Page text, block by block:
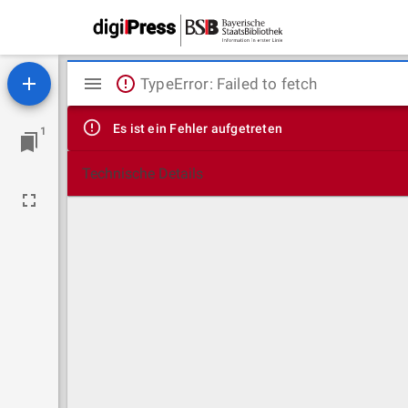
1
Mirador
Viewer
TypeError: Failed to fetch
Es ist ein Fehler aufgetreten
Technische Details